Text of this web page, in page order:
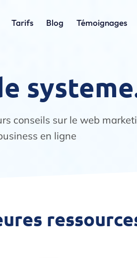
Tarifs Blog Témoignages
conseils sur le web
en ligne